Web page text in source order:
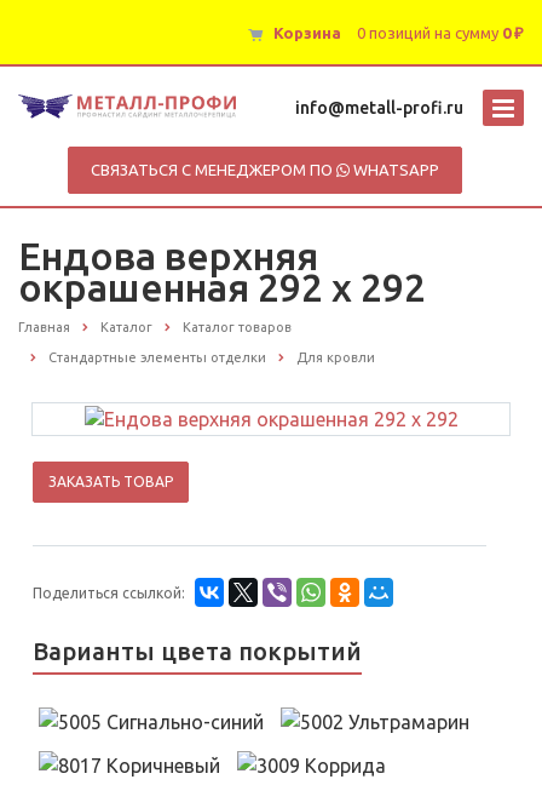
Корзина 0 позиций на сумму 0 ₽
info@metall-profi.ru
СВЯЗАТЬСЯ С МЕНЕДЖЕРОМ ПО WHATSAPP
Ендова верхняя
окрашенная 292 х 292
Главная Каталог Каталог товаров
Стандартные элементы отделки Для кровли
ЗАКАЗАТЬ ТОВАР
Поделиться ссылкой:
Варианты цвета покрытий